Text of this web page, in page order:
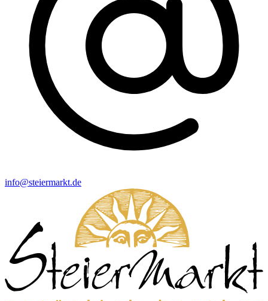
info@steiermarkt.de